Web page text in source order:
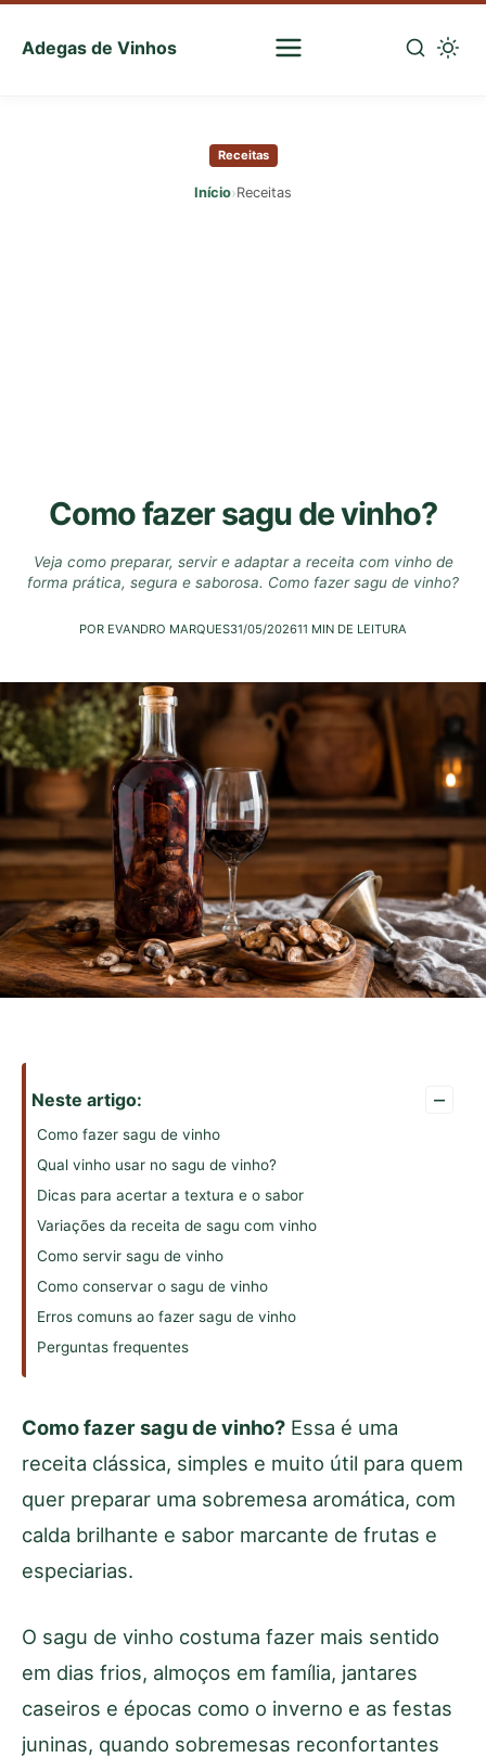
Adegas de Vinhos
Sua
Receitas
Início›Receitas
Como fazer sagu de vinho?
Veja como preparar, servir e adaptar a receita com vinho de
forma prática, segura e saborosa. Como fazer sagu de vinho?
POR EVANDRO MARQUES31/05/202611 MIN DE LEITURA
Neste artigo: –
Como fazer sagu de vinho
Qual vinho usar no sagu de vinho?
Dicas para acertar a textura e o sabor
Variações da receita de sagu com vinho
Como servir sagu de vinho
Como conservar o sagu de vinho
Erros comuns ao fazer sagu de vinho
Perguntas frequentes
Como fazer sagu de vinho? Essa é uma
receita clássica, simples e muito útil para quem
quer preparar uma sobremesa aromática, com
calda brilhante e sabor marcante de frutas e
especiarias.
O sagu de vinho costuma fazer mais sentido
em dias frios, almoços em família, jantares
caseiros e épocas como o inverno e as festas
juninas, quando sobremesas reconfortantes